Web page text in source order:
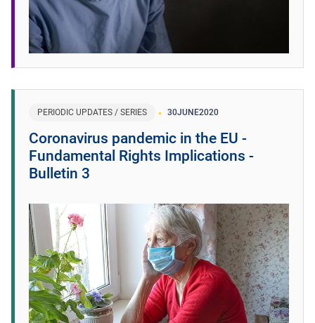
PERIODIC UPDATES / SERIES 30JUNE2020
Coronavirus pandemic in the EU -
Fundamental Rights Implications -
Bulletin 3